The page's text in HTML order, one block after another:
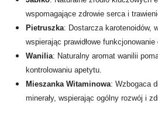
wspomagające zdrowie serca i
Pietruszka: Dostarcza karotenoidów,
wspierając prawidłowe funkcjonowanie
Wanilia: Naturalny aromat wanilii
kontrolowaniu apetytu.
Mieszanka Witaminowa: Wzbogaca
minerały, wspierając ogólny rozwój i